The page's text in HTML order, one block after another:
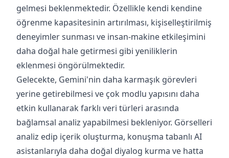
gelmesi beklenmektedir. Özellikle kendi kendine
öğrenme kapasitesinin artırılması, kişiselleştirilmiş
deneyimler sunması ve insan-makine etkileşimini
daha doğal hale getirmesi gibi yeniliklerin
eklenmesi öngörülmektedir.
Gelecekte, Gemini'nin daha karmaşık görevleri
yerine getirebilmesi ve çok modlu yapısını daha
etkin kullanarak farklı veri türleri arasında
bağlamsal analiz yapabilmesi bekleniyor. Görselleri
analiz edip içerik oluşturma, konuşma tabanlı AI
asistanlarıyla daha doğal diyalog kurma ve hatta